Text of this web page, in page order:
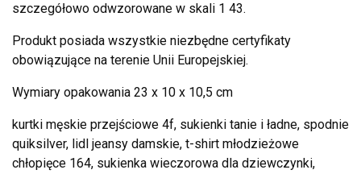
szczegółowo odwzorowane w skali 1 43.
Produkt posiada wszystkie niezbędne certyfikaty
obowiązujące na terenie Unii Europejskiej.
Wymiary opakowania 23 x 10 x 10,5 cm
kurtki męskie przejściowe 4f, sukienki tanie i ładne, spodnie
quiksilver, lidl jeansy damskie, t-shirt młodzieżowe
chłopięce 164, sukienka wieczorowa dla dziewczynki,